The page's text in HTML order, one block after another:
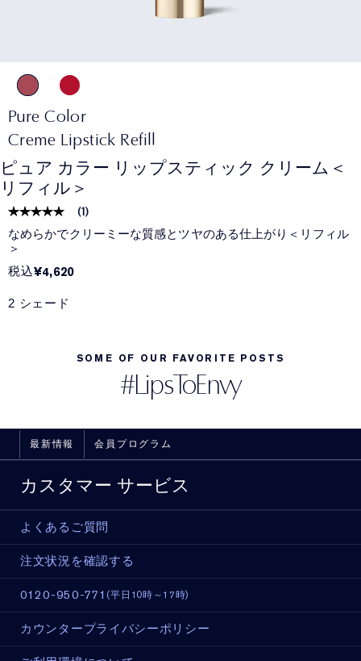
Pure Color
Creme Lipstick Refill
ピュア カラー リップスティック クリーム＜
リフィル＞
(1)
なめらかでクリーミーな質感とツヤのある仕上がり＜リフィル
＞
税込¥4,620
2 シェード
SOME OF OUR FAVORITE POSTS
#LipsToEnvy
最新情報 会員プログラム
カスタマー サービス
よくあるご質問
注文状況を確認する
0120-950-771 (平日10時～17時)
カウンタープライバシーポリシー